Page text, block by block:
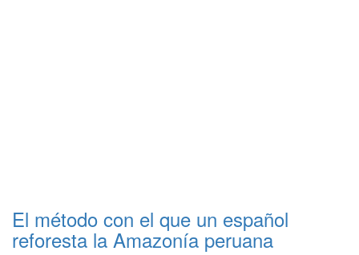
El método con el que un español
reforesta la Amazonía peruana